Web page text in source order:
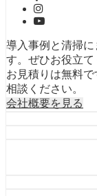
導入事例と清掃
す。ぜひお役立て
お見積りは無料
相談ください。
会社概要を見る